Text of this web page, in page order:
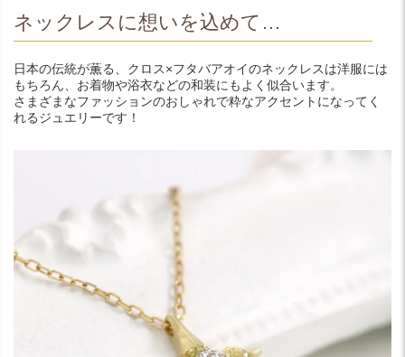
ネックレスに想いを込めて…
日本の伝統が薫る、クロス×フタバアオイのネックレスは洋服には
もちろん、お着物や浴衣などの和装にもよく似合います。
さまざまなファッションのおしゃれで粋なアクセントになってく
れるジュエリーです！